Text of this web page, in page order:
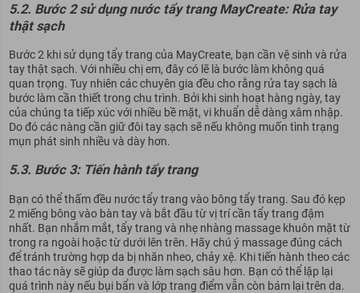
5.2. Bước 2 sử dụng nước tẩy trang MayCreate: Rửa tay
thật sạch
Bước 2 khi sử dụng tẩy trang của MayCreate, bạn cần vệ sinh và rửa
tay thật sạch. Với nhiều chị em, đây có lẽ là bước làm không quá
quan trọng. Tuy nhiên các chuyên gia đều cho rằng rửa tay sạch là
bước làm cần thiết trong chu trình. Bởi khi sinh hoạt hàng ngày, tay
của chúng ta tiếp xúc với nhiều bề mặt, vi khuẩn dễ dàng xâm nhập.
Do đó các nàng cần giữ đôi tay sạch sẽ nếu không muốn tình trạng
mụn phát sinh nhiều và dày hơn.
5.3. Bước 3: Tiến hành tẩy trang
Bạn có thể thấm đều nước tẩy trang vào bông tẩy trang. Sau đó kẹp
2 miếng bông vào bàn tay và bắt đầu từ vị trí cần tẩy trang đậm
nhất. Bạn nhắm mắt, tẩy trang và nhẹ nhàng massage khuôn mặt từ
trong ra ngoài hoặc từ dưới lên trên. Hãy chú ý massage đúng cách
để tránh trường hợp da bị nhăn nheo, chảy xệ. Khi tiến hành theo các
thao tác này sẽ giúp da được làm sạch sâu hơn. Bạn có thể lặp lại
quá trình này nếu bụi bẩn và lớp trang điểm vẫn còn bám lại trên da.